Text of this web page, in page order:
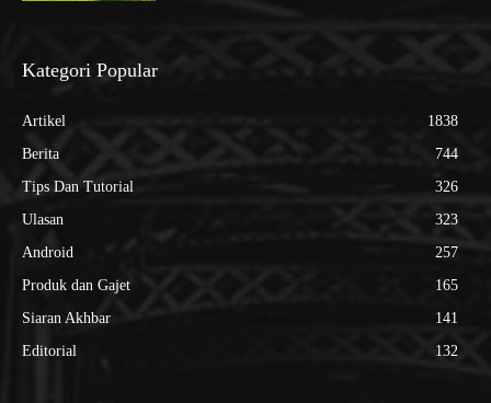
Kategori Popular
Artikel
1838
Berita
744
Tips Dan Tutorial
326
Ulasan
323
Android
257
Produk dan Gajet
165
Siaran Akhbar
141
Editorial
132